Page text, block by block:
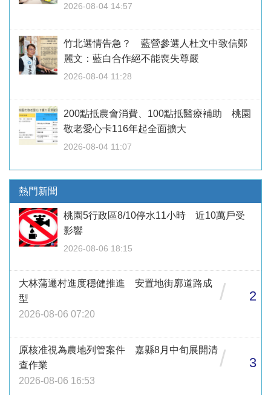
2026-08-04 14:57
竹北選情告急？ 藍營參選人杜文中致信鄭
麗文：藍白合作絕不能喪失尊嚴
2026-08-04 11:28
200點抵農會消費、100點抵醫療補助 桃園
敬老愛心卡116年起全面擴大
2026-08-04 11:07
熱門新聞
桃園5行政區8/10停水11小時 近10萬戶受
影響
2026-08-06 18:15
大林蒲遷村進度穩健推進 安置地街廓道路成
型
2026-08-06 07:20
/ 2
原核准視為農地列管案件 嘉縣8月中旬展開清
查作業
2026-08-06 16:53
/ 3